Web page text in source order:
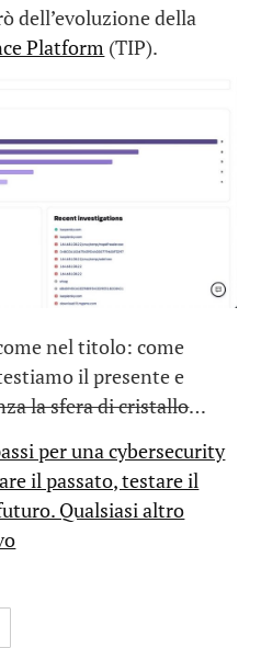
dell’evoluzione della
Platform (TIP).
nel titolo: come
il presente e
la sfera di cristallo…
per una cybersecurity
il passato, testare il
Qualsiasi altro